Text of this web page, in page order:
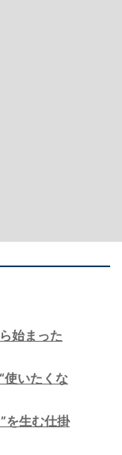
始まった
使いたくな
を生む仕掛